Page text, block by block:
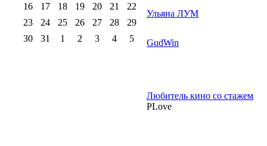
Ульяна ЛУМ
GudWin
Любитель кино со стажем
PLove
16
17 18 19 20 21
22
23
24 25 26 27 28
29
30
31 1 2 3 4 5